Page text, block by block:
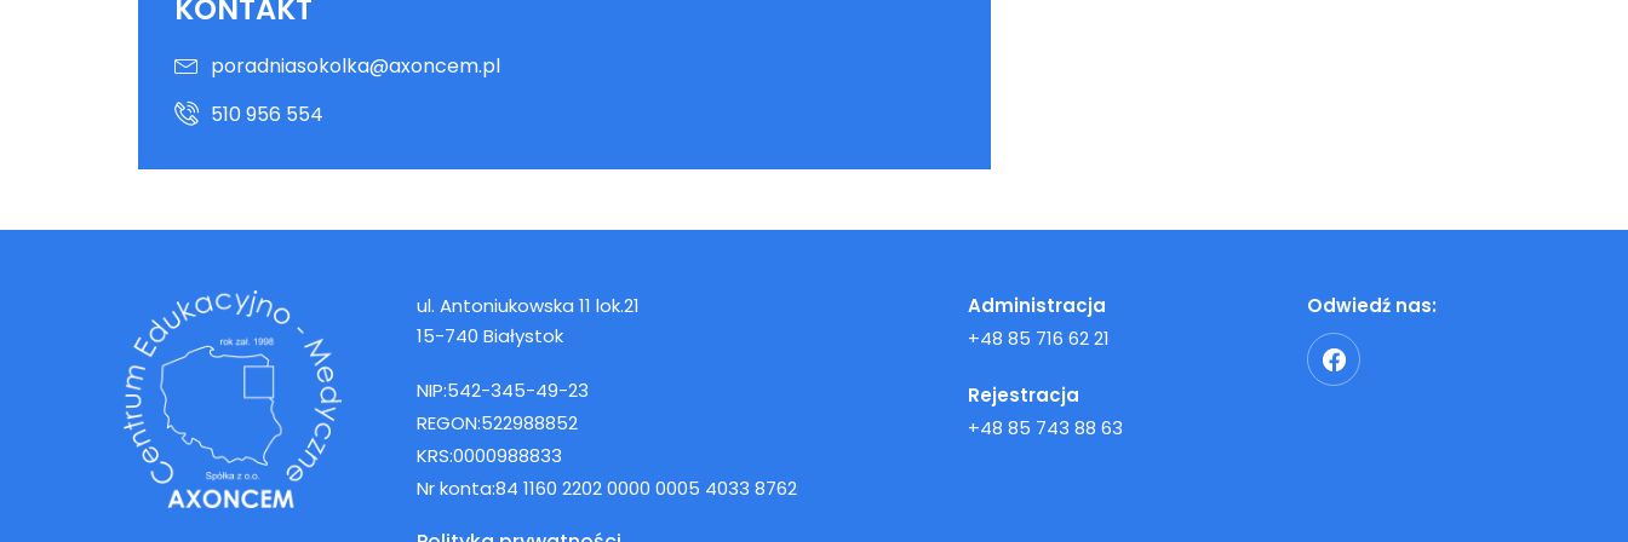
KONTAKT
poradniasokolka@axoncem.pl
510 956 554
ul. Antoniukowska 11 lok.21
15-740 Białystok
NIP:542-345-49-23
REGON:522988852
KRS:0000988833
Nr konta:84 1160 2202 0000 0005 4033 8762
Administracja
+48 85 716 62 21
Rejestracja
+48 85 743 88 63
Odwiedź nas: